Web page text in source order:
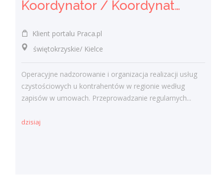
Koordynator / Koordynatorka Usług Serwisowych i Zespołów Terenowych
Klient portalu Praca.pl
świętokrzyskie/ Kielce
Operacyjne nadzorowanie i organizacja realizacji usług
czystościowych u kontrahentów w regionie według
zapisów w umowach. Przeprowadzanie regularnych...
dzisiaj